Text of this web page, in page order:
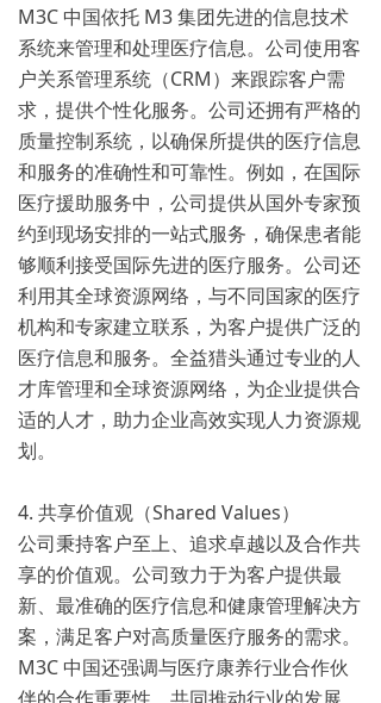
M3C 中国依托 M3 集团先进的信息技术
系统来管理和处理医疗信息。公司使用客
户关系管理系统（CRM）来跟踪客户需
求，提供个性化服务。公司还拥有严格的
质量控制系统，以确保所提供的医疗信息
和服务的准确性和可靠性。例如，在国际
医疗援助服务中，公司提供从国外专家预
约到现场安排的一站式服务，确保患者能
够顺利接受国际先进的医疗服务。公司还
利用其全球资源网络，与不同国家的医疗
机构和专家建立联系，为客户提供广泛的
医疗信息和服务。全益猎头通过专业的人
才库管理和全球资源网络，为企业提供合
适的人才，助力企业高效实现人力资源规
划。
4. 共享价值观（Shared Values）
公司秉持客户至上、追求卓越以及合作共
享的价值观。公司致力于为客户提供最
新、最准确的医疗信息和健康管理解决方
案，满足客户对高质量医疗服务的需求。
M3C 中国还强调与医疗康养行业合作伙